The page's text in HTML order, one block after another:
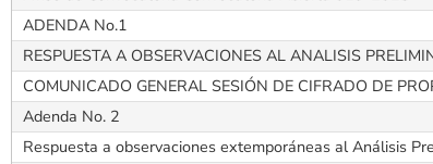
ADENDA No.1
RESPUESTA A OBSERVACIONES AL ANALISIS
COMUNICADO GENERAL SESIÓN DE CIFRADO DE
Adenda No. 2
Respuesta a observaciones extemporáneas al Análisis